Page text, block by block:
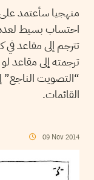
منهجيا سأعتمد على
احتساب بسيط لعدد
تترجم إلى مقاعد
ترجمته إلى مقاعد
“التصويت
القائمات.
09 Nov 2014